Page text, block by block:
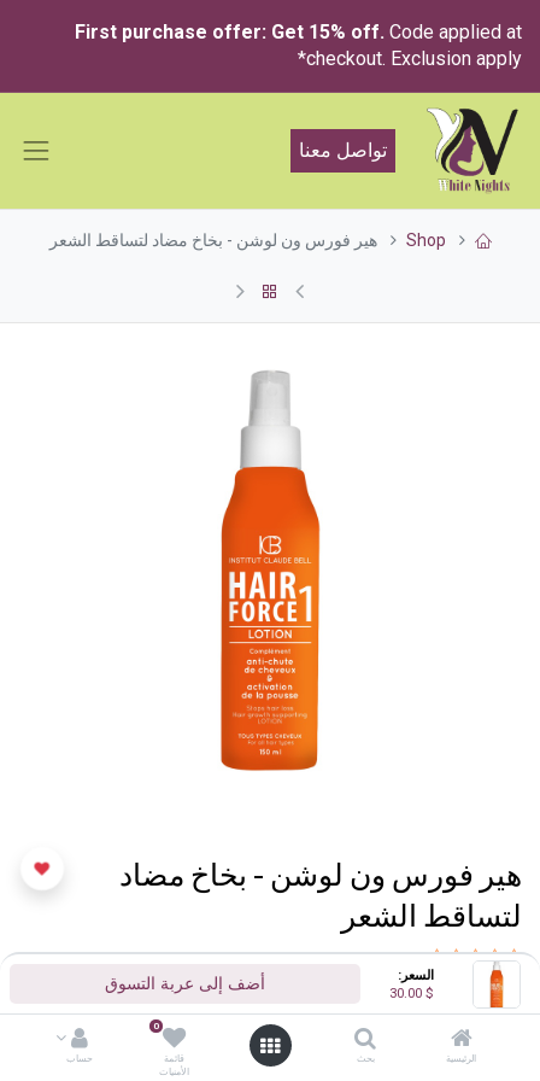
السعر:
$
30.00 أضف إلى عربة التسوق
الرئيسية بحث
0
قائمة
الأمنيات
حساب
First purchase offer: Get 15% off. Code applied at
checkout. Exclusion apply*
تواصل معنا
Shop هير فورس ون لوشن - بخاخ مضاد لتساقط الشعر
هير فورس ون لوشن - بخاخ مضاد
لتساقط الشعر
(تقييم 0 )
30.00